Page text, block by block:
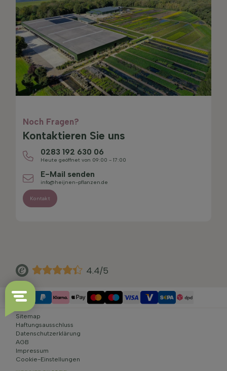
Noch Fragen?
Kontaktieren Sie uns
0283 192 630 06
Heute geöffnet von 09:00 - 17:00
E-Mail senden
info@heijnen-pflanzen.de
Kontakt
4.4/5
Sitemap
Haftungsausschluss
Datenschutzerklärung
AGB
Impressum
Cookie-Einstellungen